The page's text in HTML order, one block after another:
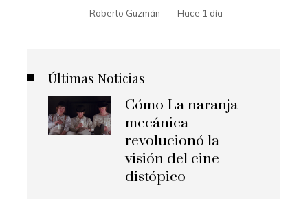
Roberto Guzmán Hace 1 día
Últimas Noticias
Cómo La naranja
mecánica
revolucionó la
visión del cine
distópico